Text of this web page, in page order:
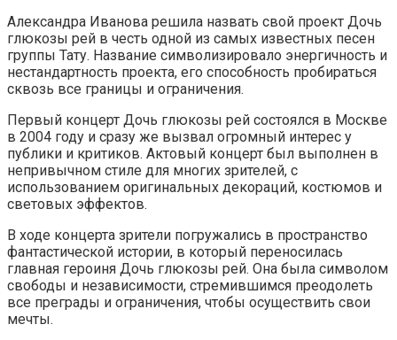
Александра Иванова решила назвать свой проект Дочь
глюкозы рей в честь одной из самых известных песен
группы Тату. Название символизировало энергичность и
нестандартность проекта, его способность пробираться
сквозь все границы и ограничения.
Первый концерт Дочь глюкозы рей состоялся в Москве
в 2004 году и сразу же вызвал огромный интерес у
публики и критиков. Актовый концерт был выполнен в
непривычном стиле для многих зрителей, с
использованием оригинальных декораций, костюмов и
световых эффектов.
В ходе концерта зрители погружались в пространство
фантастической истории, в который переносилась
главная героиня Дочь глюкозы рей. Она была символом
свободы и независимости, стремившимся преодолеть
все преграды и ограничения, чтобы осуществить свои
мечты.